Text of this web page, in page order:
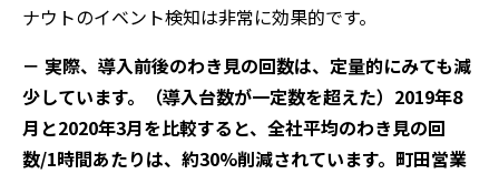
ナウトのイベント検知は非常に効果的です。
－ 実際、導入前後のわき見の回数は、定量的にみても減
少しています。（導入台数が一定数を超えた）2019年8
月と2020年3月を比較すると、全社平均のわき見の回
数/1時間あたりは、約30%削減されています。町田営業